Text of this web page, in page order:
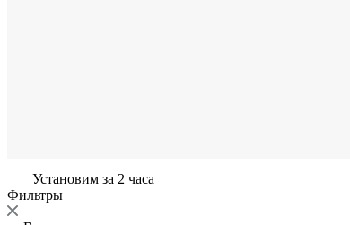
Установим за 2 часа
Фильтры